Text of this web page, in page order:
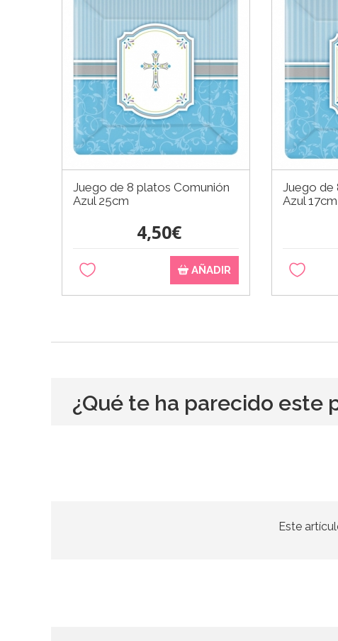
Juego de 8 platos Comunión
Azul 25cm
4,50€
AÑADIR
Juego de
Azul 17cm
¿Qué te ha parecido este
Este